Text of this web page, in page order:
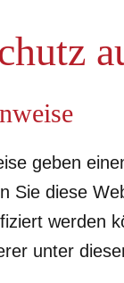
geben
Sie diese
werden
unter